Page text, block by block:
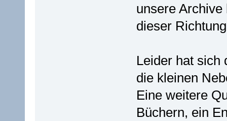
unsere
dieser
Leider hat sich
die kleinen
Eine weitere
Büchern, ein